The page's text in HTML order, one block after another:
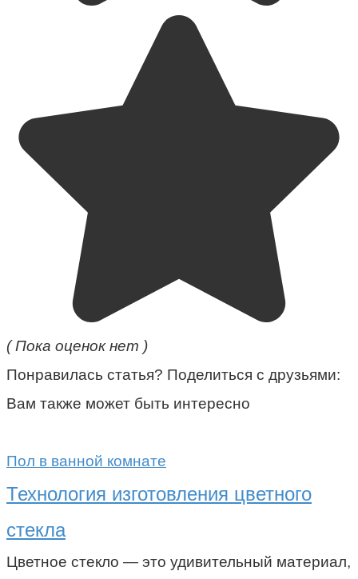
( Пока оценок нет )
Понравилась статья? Поделиться с друзьями:
Вам также может быть интересно
Пол в ванной комнате
Технология изготовления цветного
стекла
Цветное стекло — это удивительный материал,